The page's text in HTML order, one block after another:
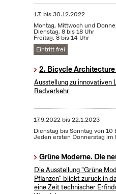
1.7. bis30.12.2022
Montag, Mittwoch und
Dienstag, 8 bis 18 Uhr
Freitag, 8 bis 14 Uhr
Eintritt frei
2. Bicycle
Ausstellung zu innovativen
Radverkehr
17.9.2022bis22.1.2023
Dienstag bis Sonntag von 10
Jeden ersten Donnerstag im
Grüne Moderne. Die
Die Ausstellung "Grüne
Pflanzen" blickt zurück in
eine Zeit technischer